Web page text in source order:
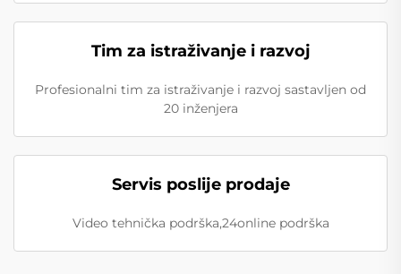
Tim za istraživanje i razvoj
Profesionalni tim za istraživanje i razvoj sastavljen od
20 inženjera
Servis poslije prodaje
Video tehnička podrška,24online podrška